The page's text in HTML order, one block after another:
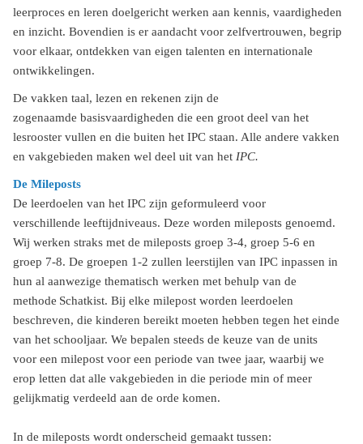
leerproces en leren doelgericht werken aan kennis, vaardigheden
en inzicht. Bovendien is er aandacht voor zelfvertrouwen, begrip
voor elkaar, ontdekken van eigen talenten en internationale
ontwikkelingen.
De vakken taal, lezen en rekenen zijn de
zogenaamde basisvaardigheden die een groot deel van het
lesrooster vullen en die buiten het IPC staan. Alle andere vakken
en vakgebieden maken wel deel uit van het IPC.
De Mileposts
De leerdoelen van het IPC zijn geformuleerd voor
verschillende leeftijdniveaus. Deze worden mileposts genoemd.
Wij werken straks met de mileposts groep 3-4, groep 5-6 en
groep 7-8. De groepen 1-2 zullen leerstijlen van IPC inpassen in
hun al aanwezige thematisch werken met behulp van de
methode Schatkist. Bij elke milepost worden leerdoelen
beschreven, die kinderen bereikt moeten hebben tegen het einde
van het schooljaar. We bepalen steeds de keuze van de units
voor een milepost voor een periode van twee jaar, waarbij we
erop letten dat alle vakgebieden in die periode min of meer
gelijkmatig verdeeld aan de orde komen.
In de mileposts wordt onderscheid gemaakt tussen: